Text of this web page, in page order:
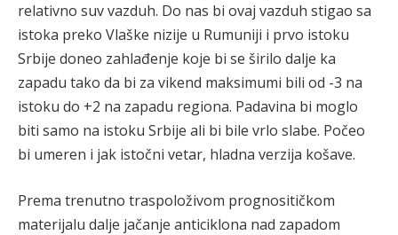
relativno suv vazduh. Do nas bi ovaj vazduh stigao sa
istoka preko Vlaške nizije u Rumuniji i prvo istoku
Srbije doneo zahlađenje koje bi se širilo dalje ka
zapadu tako da bi za vikend maksimumi bili od -3 na
istoku do +2 na zapadu regiona. Padavina bi moglo
biti samo na istoku Srbije ali bi bile vrlo slabe. Počeo
bi umeren i jak istočni vetar, hladna verzija košave.
Prema trenutno traspoloživom prognositičkom
materijalu dalje jačanje anticiklona nad zapadom